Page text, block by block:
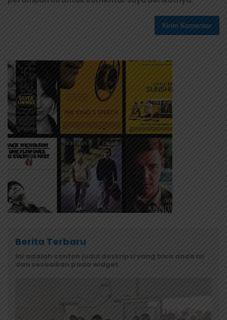
Berita Terbaru
Ini adalah contoh judul deskripsi yang bisa anda isi
dan sesuaikan pada widget